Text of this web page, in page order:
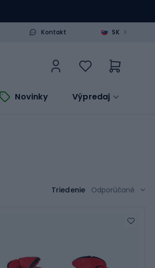
Kontakt SK >
Novinky Výpredaj
Triedenie Odporúčané